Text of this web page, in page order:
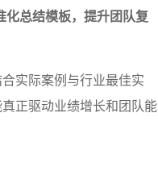
化总结模板，提升团队复
实际案例与行业最佳实
正驱动业绩增长和团队能